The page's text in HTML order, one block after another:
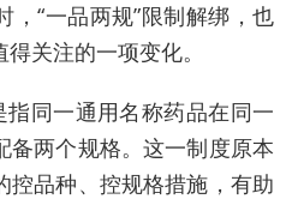
，“一品两规”限制解绑，也
关注的一项变化。
指同一通用名称药品在同一
备两个规格。这一制度原本
控品种、控规格措施，有助